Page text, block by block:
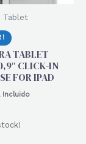
Tablet
TABLET
CLICK-IN
FOR IPAD
Incluido